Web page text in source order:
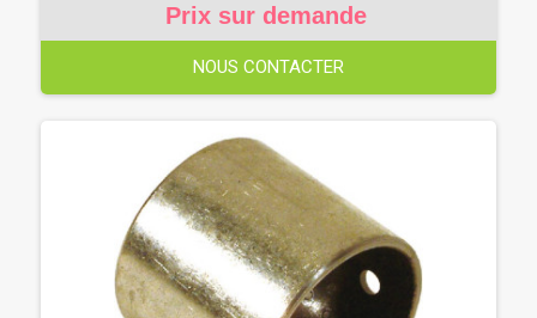
Prix sur demande
NOUS CONTACTER